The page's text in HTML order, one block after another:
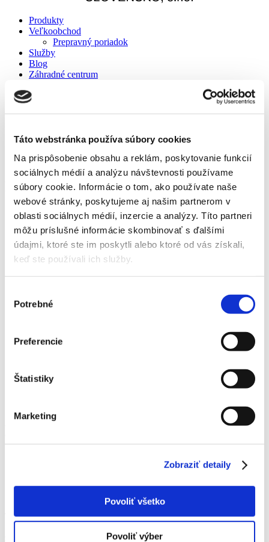
Táto webstránka používa súbory cookies
Na prispôsobenie obsahu a reklám, poskytovanie funkcií
sociálnych médií a analýzu návštevnosti používame
súbory cookie. Informácie o tom, ako používate naše
webové stránky, poskytujeme aj našim partnerom v
oblasti sociálnych médií, inzercie a analýzy. Títo partneri
môžu príslušné informácie skombinovať s ďalšími
údajmi, ktoré ste im poskytli alebo ktoré od vás získali,
keď ste používali ich služby.
súhlasu
Potrebné
Preferencie
Štatistiky
Marketing
Zobraziť detaily
Povoliť všetko
Povoliť výber
Produkty
Veľkoobchod
Prepravný poriadok
Služby
Blog
Záhradné centrum
Referencie
Prepravný poriadok
Kontakt
Detail produktu
Domov
Skleníky
Rada Hobby
Skleníky H-7
Skleníkové predĺženie Limes Hobby H 7-W
Skleníky
Skleníky typu H 7 je možné predlžovať pomocou tohto modulu do
akejkoľvek dĺžky. Predĺženie skleníka o 149 cm s jedným strešným
60a1252a1e986a036e1148e2c5ef4610
Tento produkt je na objednávku.